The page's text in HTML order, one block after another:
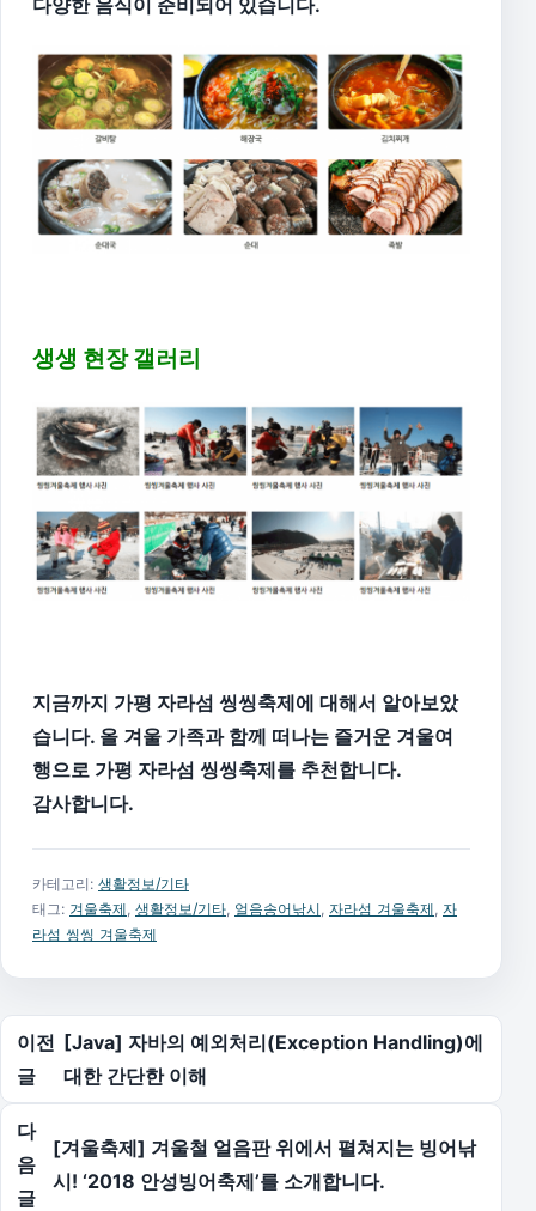
다양한 음식이 준비되어 있습니다.
생생 현장 갤러리
지금까지 가평 자라섬 씽씽축제에 대해서 알아보았
습니다. 올 겨울 가족과 함께 떠나는 즐거운 겨울여
행으로 가평 자라섬 씽씽축제를 추천합니다.
감사합니다.
카테고리: 생활정보/기타
태그: 겨울축제 생활정보/기타 얼음송어낚시 자라섬 겨울축제 자
라섬 씽씽 겨울축제
글 탐색
이전
글
[Java] 자바의 예외처리(Exception Handling)에
대한 간단한 이해
다
음
글
[겨울축제] 겨울철 얼음판 위에서 펼쳐지는 빙어낚
시! ‘2018 안성빙어축제’를 소개합니다.